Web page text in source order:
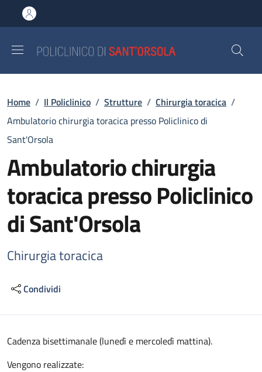
al contenuto principale
to footer content
Briciole di pane
Home / Il Policlinico / Strutture / Chirurgia toracica /
Ambulatorio chirurgia toracica presso Policlinico di
Sant'Orsola
Ambulatorio chirurgia
toracica presso Policlinico
di Sant'Orsola
Chirurgia toracica
Condividi
Descrizione
Cadenza bisettimanale (lunedì e mercoledì mattina).
Vengono realizzate: